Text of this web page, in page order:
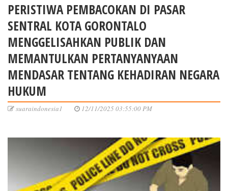
DAN MEMANTULKAN PERTANYANYAAN MENDASAR TENTANG
KEHADIRAN NEGARA HUKUM
PERISTIWA PEMBACOKAN DI PASAR
SENTRAL KOTA GORONTALO
MENGGELISAHKAN PUBLIK DAN
MEMANTULKAN PERTANYANYAAN
MENDASAR TENTANG KEHADIRAN NEGARA
HUKUM
suaraindonesia1 12/11/2025 03:55:00 PM